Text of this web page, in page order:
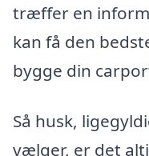
træffer en
kan få den
bygge din
Så husk,
vælger, er det